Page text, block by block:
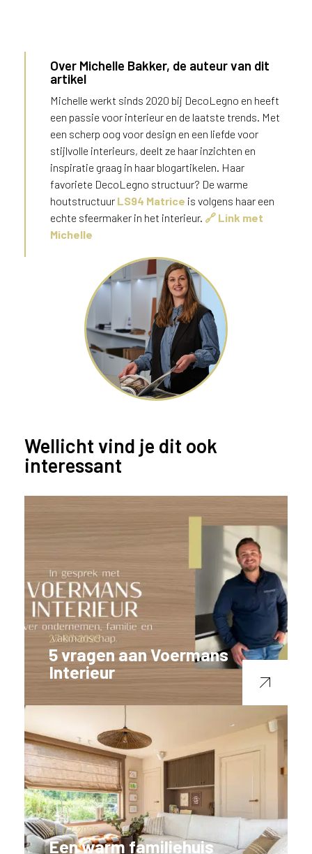
Marjolein van de Lisdonk
Over Michelle Bakker, de auteur van dit
artikel
Michelle werkt sinds 2020 bij DecoLegno en heeft
een passie voor interieur en de laatste trends. Met
een scherp oog voor design en een liefde voor
stijlvolle interieurs, deelt ze haar inzichten en
inspiratie graag in haar blogartikelen. Haar
favoriete DecoLegno structuur? De warme
houtstructuur LS94 Matrice is volgens haar een
echte sfeermaker in het interieur. 🔗 Link met
Michelle
Wellicht vind je dit ook
interessant
27-07-2026
5 vragen aan Voermans
Interieur
21-07-2026
Een warm familiehuis